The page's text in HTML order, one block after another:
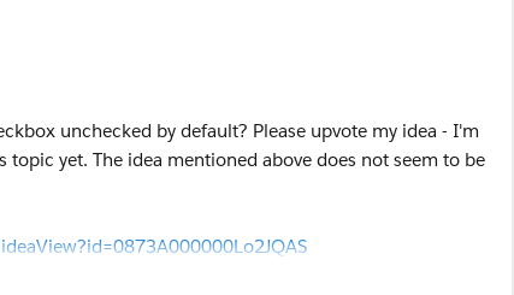
unchecked by default? Please upvote my idea - I'm
topic yet. The idea mentioned above does not seem to be